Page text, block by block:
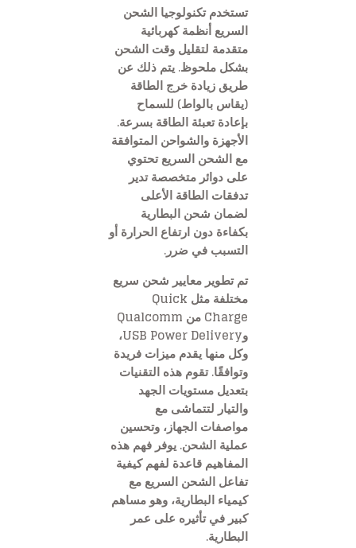
تستخدم تكنولوجيا الشحن
السريع أنظمة كهربائية
متقدمة لتقليل وقت الشحن
بشكل ملحوظ. يتم ذلك عن
طريق زيادة خرج الطاقة
(يقاس بالواط) للسماح
بإعادة تعبئة الطاقة بسرعة.
الأجهزة والشواحن المتوافقة
مع الشحن السريع تحتوي
على دوائر متخصصة تدير
تدفقات الطاقة الأعلى
لضمان شحن البطارية
بكفاءة دون ارتفاع الحرارة أو
التسبب في ضرر.
تم تطوير معايير شحن سريع
مختلفة مثل Quick
Charge من Qualcomm
وUSB Power Delivery،
وكل منها يقدم ميزات فريدة
وتوافقًا. تقوم هذه التقنيات
بتعديل مستويات الجهد
والتيار لتتماشى مع
مواصفات الجهاز، وتحسين
عملية الشحن. يوفر فهم هذه
المفاهيم قاعدة لفهم كيفية
تفاعل الشحن السريع مع
كيمياء البطارية، وهو مساهم
كبير في تأثيره على عمر
البطارية.